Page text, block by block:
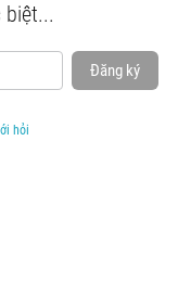
biệt...
Đăng ký
hỏi